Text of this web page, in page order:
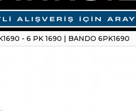
- 6 PK 1690 | BANDO 6PK1690